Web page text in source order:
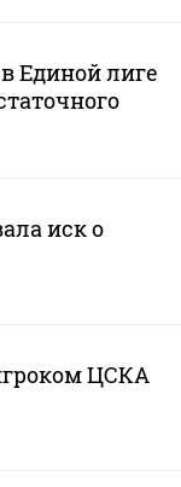
Единой лиге
иск о
ЦСКА